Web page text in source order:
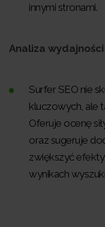
innymi stronami.
Analiza
Surfer SEO nie
kluczowych, ale
Oferuje ocenę
oraz sugeruje
zwiększyć
wynikach